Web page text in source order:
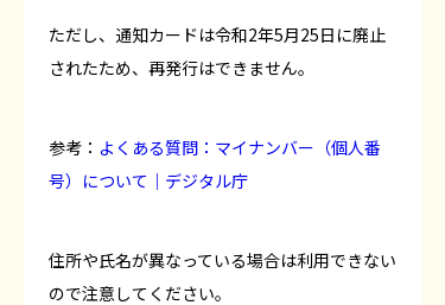
ただし、通知カードは令和2年5月25日に廃止
されたため、再発行はできません。
参考： よくある質問：マイナンバー（個人番
号）について｜デジタル庁
住所や氏名が異なっている場合は利用できない
ので注意してください。